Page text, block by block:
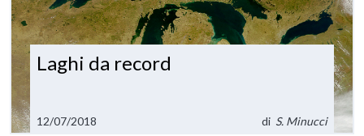
Laghi da record
12/07/2018 di S. Minucci